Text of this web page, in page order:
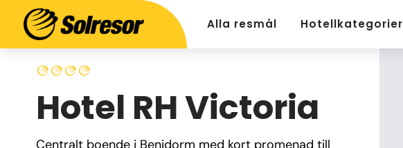
Alla resmål Hotellkategorier
Hotel RH Victoria
Centralt boende i Benidorm med kort promenad till